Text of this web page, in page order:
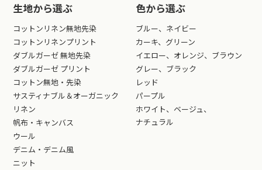
生地から選ぶ
コットンリネン無地先染
コットンリネンプリント
ダブルガーゼ 無地先染
ダブルガーゼ プリント
コットン無地・先染
サスティナブル＆オーガニック
リネン
帆布・キャンバス
ウール
デニム・デニム風
ニット
色から選ぶ
ブルー、ネイビー
カーキ、グリーン
イエロー、オレンジ、ブラウン
グレー、ブラック
レッド
パープル
ホワイト、ベージュ、
ナチュラル